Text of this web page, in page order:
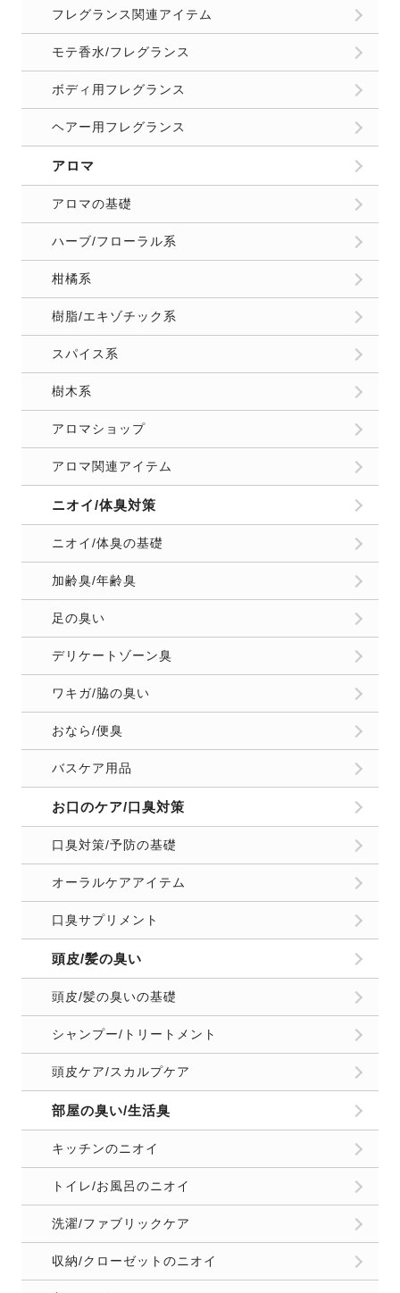
フレグランス関連アイテム
モテ香水/フレグランス
ボディ用フレグランス
ヘアー用フレグランス
アロマ
アロマの基礎
ハーブ/フローラル系
柑橘系
樹脂/エキゾチック系
スパイス系
樹木系
アロマショップ
アロマ関連アイテム
ニオイ/体臭対策
ニオイ/体臭の基礎
加齢臭/年齢臭
足の臭い
デリケートゾーン臭
ワキガ/脇の臭い
おなら/便臭
バスケア用品
お口のケア/口臭対策
口臭対策/予防の基礎
オーラルケアアイテム
口臭サプリメント
頭皮/髪の臭い
頭皮/髪の臭いの基礎
シャンプー/トリートメント
頭皮ケア/スカルプケア
部屋の臭い/生活臭
キッチンのニオイ
トイレ/お風呂のニオイ
洗濯/ファブリックケア
収納/クローゼットのニオイ